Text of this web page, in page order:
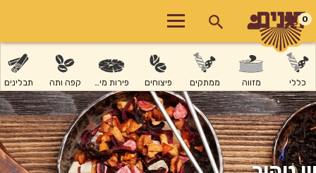
0
כללי מזווה ממתקים פיצוחים פירות מיובשים קפה ותה תבלינים